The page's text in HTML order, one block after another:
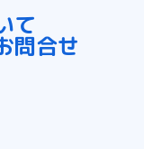
て
問合せ